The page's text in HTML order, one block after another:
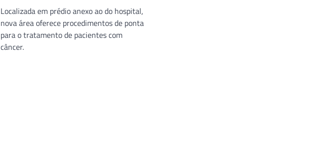
Localizada em prédio anexo ao do hospital,
nova área oferece procedimentos de ponta
para o tratamento de pacientes com
câncer.